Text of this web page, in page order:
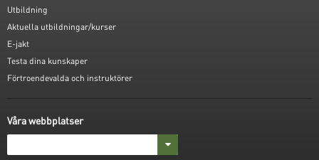
Utbildning
Aktuella utbildningar/kurser
E-jakt
Testa dina kunskaper
Förtroendevalda och instruktörer
Våra webbplatser